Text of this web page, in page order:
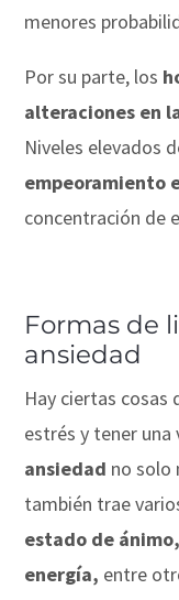
menores
Por su parte, los
alteraciones en
Niveles elevados
empeoramiento
concentración de
Formas de
ansiedad
Hay ciertas cosas
estrés y tener una
ansiedad no solo
también trae
estado de
energía, entre